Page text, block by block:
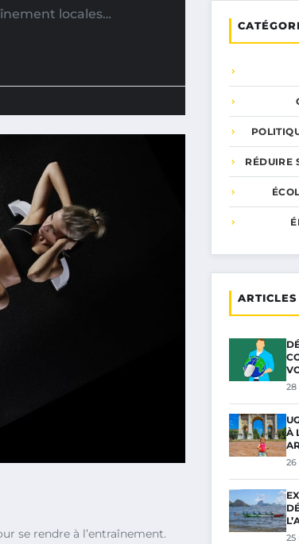
locales…
se rendre à l’entraînement.
RÉDUIRE
ARTICLES
28
À
26
25